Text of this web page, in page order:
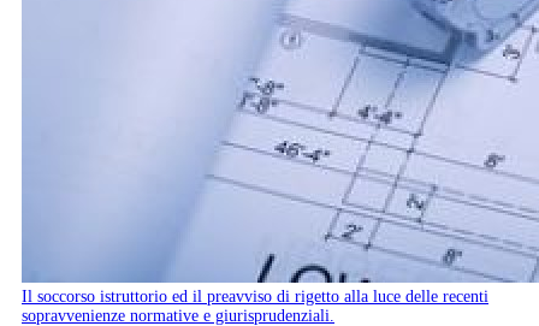
Il soccorso istruttorio ed il preavviso di rigetto alla luce delle recenti
sopravvenienze normative e giurisprudenziali.